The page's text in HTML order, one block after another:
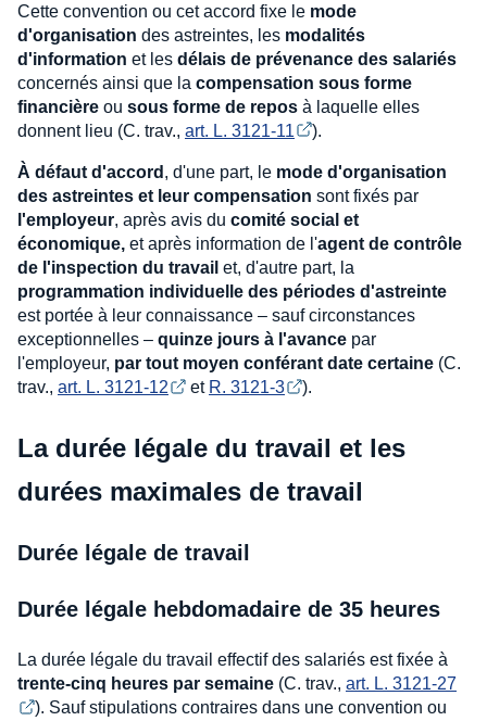
Cette convention ou cet accord fixe le mode
d'organisation des astreintes, les modalités
d'information et les délais de prévenance des salariés
concernés ainsi que la compensation sous forme
financière ou sous forme de repos à laquelle elles
donnent lieu (C. trav., art. L. 3121-11 ).
À défaut d'accord , d'une part, le mode d'organisation
des astreintes et leur compensation sont fixés par
l'employeur, après avis du comité social et
économique, et après information de l'agent de contrôle
de l'inspection du travail et, d'autre part, la
programmation individuelle des périodes d'astreinte
est portée à leur connaissance – sauf circonstances
exceptionnelles – quinze jours à l'avance par
l'employeur, par tout moyen conférant date certaine (C.
trav., art. L. 3121-12 et R. 3121-3 ).
La durée légale du travail et les
durées maximales de travail
Durée légale de travail
Durée légale hebdomadaire de 35 heures
La durée légale du travail effectif des salariés est fixée à
trente-cinq heures par semaine (C. trav., art. L. 3121-27
). Sauf stipulations contraires dans une convention ou